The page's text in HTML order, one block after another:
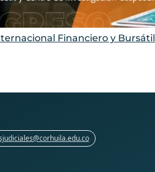
Financiero y Bursátil